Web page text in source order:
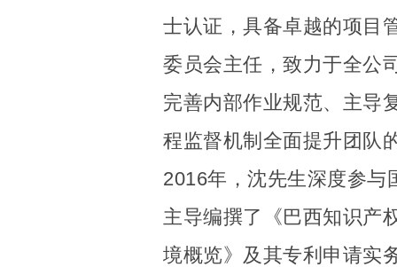
士认证，具备卓越的项目
委员会主任，致力于全公
完善内部作业规范、主导
程监督机制全面提升团队
2016年，沈先生深度参与
主导编撰了《巴西知识产
境概览》及其专利申请实